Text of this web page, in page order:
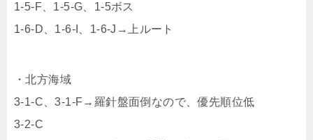
1-5-F、1-5-G、1-5ボス
1-6-D、1-6-I、1-6-J→上ルート
・北方海域
3-1-C、3-1-F→羅針盤面倒なので、優先順位低
3-2-C